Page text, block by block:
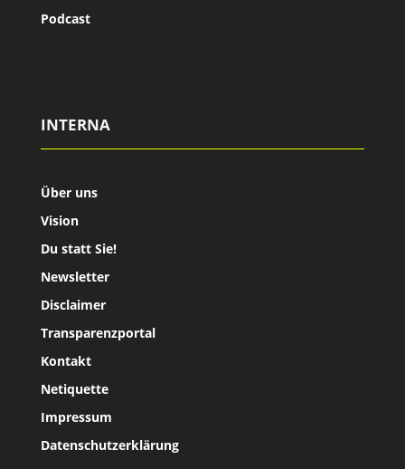
Podcast
INTERNA
Über uns
Vision
Du statt Sie!
Newsletter
Disclaimer
Transparenzportal
Kontakt
Netiquette
Impressum
Datenschutzerklärung